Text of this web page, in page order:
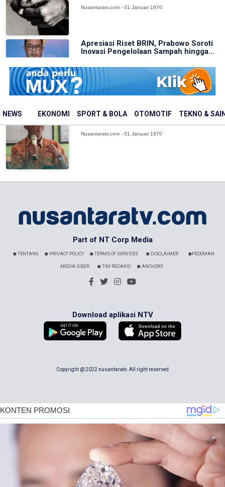
NEWS EKONOMI SPORT & BOLA OTOMOTIF TEKNO &
Nusantaratv.com - 01 Januari 1970
Apresiasi Riset BRIN, Prabowo Soroti
Inovasi Pengelolaan Sampah hingga...
Nusantaratv.com - 01 Januari 1970
BAKTI Komdigi Edukasi Kepala Desa di
Ende, Pengakuan Korban Investasi...
Nusantaratv.com - 01 Januari 1970
Part of NT Corp Media
TENTANG PRIVACY POLICY TERMS OF SERVICES DISCLAIMER PEDOMAN
MEDIA SIBER TIM REDAKSI ANCHORS
Download aplikasi NTV
Copyright @ 2022 nusantaratv. All right reserved